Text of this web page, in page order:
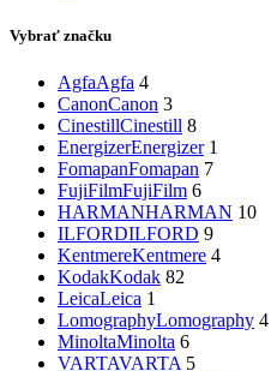
Vybrať značku
AgfaAgfa 4
CanonCanon 3
CinestillCinestill 8
EnergizerEnergizer 1
FomapanFomapan 7
FujiFilmFujiFilm 6
HARMANHARMAN 10
ILFORDILFORD 9
KentmereKentmere 4
KodakKodak 82
LeicaLeica 1
LomographyLomography 4
MinoltaMinolta 6
VARTAVARTA 5